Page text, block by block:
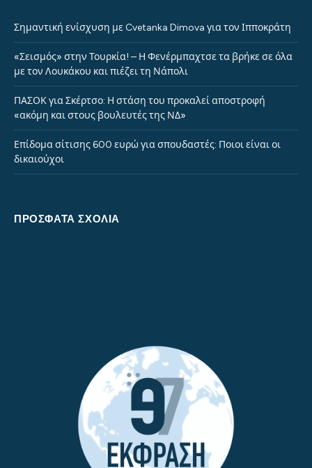
Σημαντική ενίσχυση με Cvetanka Dimova για τον Ιπποκράτη
«Σεισμός» στην Τουρκία! – Η Φενέρμπαχτσε τα βρήκε σε όλα
με τον Λουκάκου και πιέζει τη Νάπολι
ΠΑΣΟΚ για Σκέρτσο: Η στάση του προκαλεί αποστροφή
«ακόμη και στους βουλευτές της ΝΔ»
Επίδομα σίτισης 600 ευρώ για σπουδαστές: Ποιοι είναι οι
δικαιούχοι
ΠΡΌΣΦΑΤΑ ΣΧΌΛΙΑ